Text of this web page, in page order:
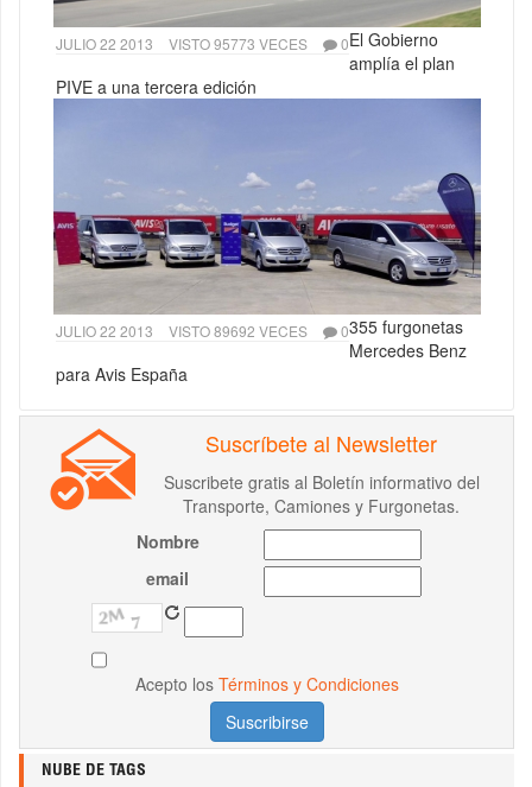
JULIO 22 2013 VISTO 95773 VECES 0El Gobierno
amplía el plan
PIVE a una tercera edición
JULIO 22 2013 VISTO 89692 VECES 0355 furgonetas
Mercedes Benz
para Avis España
Suscríbete al Newsletter
Suscribete gratis al Boletín informativo del
Transporte, Camiones y Furgonetas.
Nombre
email
Acepto los Términos y Condiciones
NUBE DE TAGS